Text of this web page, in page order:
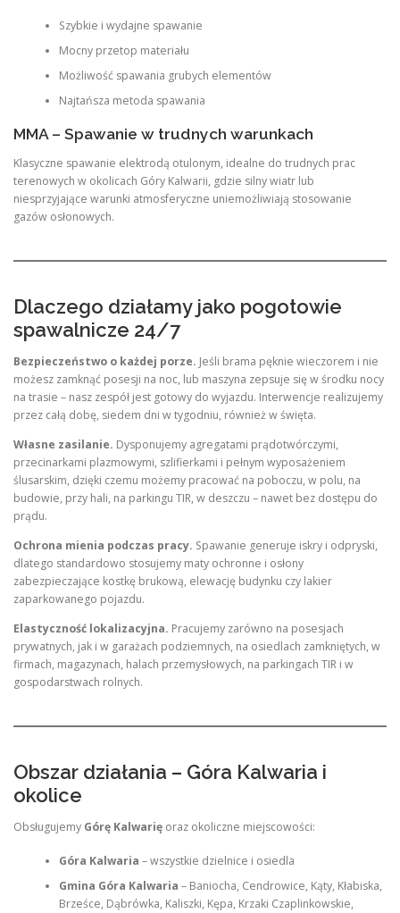
Szybkie i wydajne spawanie
Mocny przetop materiału
Możliwość spawania grubych elementów
Najtańsza metoda spawania
MMA – Spawanie w trudnych warunkach
Klasyczne spawanie elektrodą otulonym, idealne do trudnych prac
terenowych w okolicach Góry Kalwarii, gdzie silny wiatr lub
niesprzyjające warunki atmosferyczne uniemożliwiają stosowanie
gazów osłonowych.
Dlaczego działamy jako pogotowie
spawalnicze 24/7
Bezpieczeństwo o każdej porze. Jeśli brama pęknie wieczorem i nie
możesz zamknąć posesji na noc, lub maszyna zepsuje się w środku nocy
na trasie – nasz zespół jest gotowy do wyjazdu. Interwencje realizujemy
przez całą dobę, siedem dni w tygodniu, również w święta.
Własne zasilanie. Dysponujemy agregatami prądotwórczymi,
przecinarkami plazmowymi, szlifierkami i pełnym wyposażeniem
ślusarskim, dzięki czemu możemy pracować na poboczu, w polu, na
budowie, przy hali, na parkingu TIR, w deszczu – nawet bez dostępu do
prądu.
Ochrona mienia podczas pracy. Spawanie generuje iskry i odpryski,
dlatego standardowo stosujemy maty ochronne i osłony
zabezpieczające kostkę brukową, elewację budynku czy lakier
zaparkowanego pojazdu.
Elastyczność lokalizacyjna. Pracujemy zarówno na posesjach
prywatnych, jak i w garażach podziemnych, na osiedlach zamkniętych, w
firmach, magazynach, halach przemysłowych, na parkingach TIR i w
gospodarstwach rolnych.
Obszar działania – Góra Kalwaria i
okolice
Obsługujemy Górę Kalwarię oraz okoliczne miejscowości:
Góra Kalwaria – wszystkie dzielnice i osiedla
Gmina Góra Kalwaria – Baniocha, Cendrowice, Kąty, Kłabiska,
Brześce, Dąbrówka, Kaliszki, Kępa, Krzaki Czaplinkowskie,